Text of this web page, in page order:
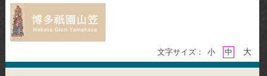
文字サイズ： 小 中 大